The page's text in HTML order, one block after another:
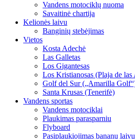
Vandens motociklų nuoma
Savaitinė chartija
Kelionės laivu
Banginių stebėjimas
Vietos
Kosta Adechė
Las Galletas
Los Gigantesas
Los Kristianosas (Plaja de las
Golf del Sur („Amarilla
Santa Krusas (Tenerifė)
Vandens sportas
Vandens motociklai
Plaukimas parasparniu
Flyboard
Pasiplaukiojimas bananų laivu